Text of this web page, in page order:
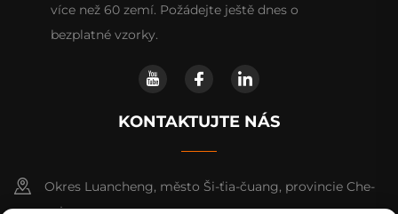
více než 60 zemí. Požádejte ještě dnes o
bezplatné vzorky.
KONTAKTUJTE NÁS
Okres Luancheng, město Ši-ťia-čuang, provincie Che-